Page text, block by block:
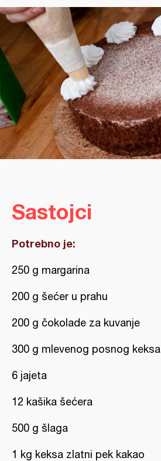
Sastojci
Potrebno je:
250 g margarina
200 g šećer u prahu
200 g čokolade za kuvanje
300 g mlevenog posnog keksa
6 jajeta
12 kašika šećera
500 g šlaga
1 kg keksa zlatni pek kakao